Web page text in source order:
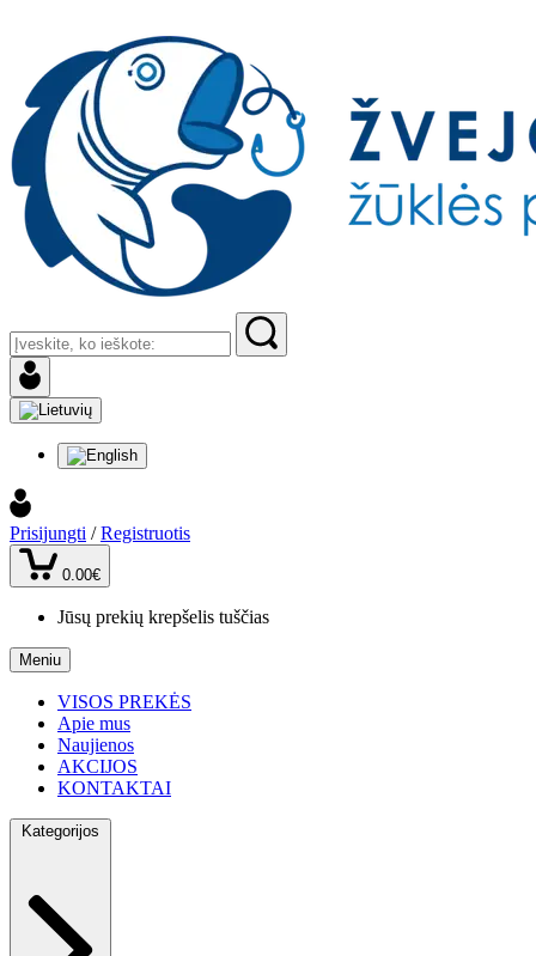
Prisijungti / Registruotis
0.00€
Jūsų prekių krepšelis tuščias
Meniu
VISOS PREKĖS
Apie mus
Naujienos
AKCIJOS
KONTAKTAI
Kategorijos